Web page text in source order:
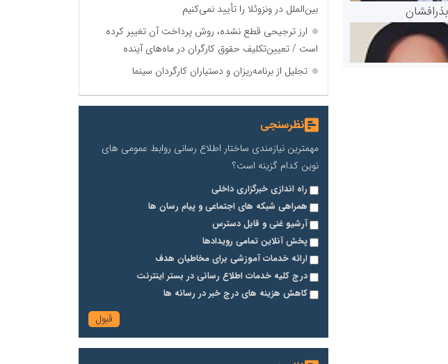
بین‌الملل در ونزوئلا را تأیید نمی‌کنیم
ارز ترجیحی قطع نشده، روش پرداخت آن تغییر کرده
است / تعیین‌تکلیف حقوق کارگران در ماه‌های آینده
تجلیل از برنامه‌ریزان و دستیاران کارگردان سینما
نظرسنجی
مهمترین نیازمندی ساختار اطلاع رسانی روابط عمومی های
نوین کدام گزینه است؟
راه اندازی خبرگزاری داخلی
همراهی شبکه های اجتماعی و پیام رسان ها
آرشیو غنی و قابل دسترس
پخش آنلاین تمامی رویدادها
ارائه خدمات آموزشی برای مخاطیان هدف
درج کلیه خدمات اطلاع رسانی در بستر اینترنت
کاهش هزینه های درج خبر در رسانه ها